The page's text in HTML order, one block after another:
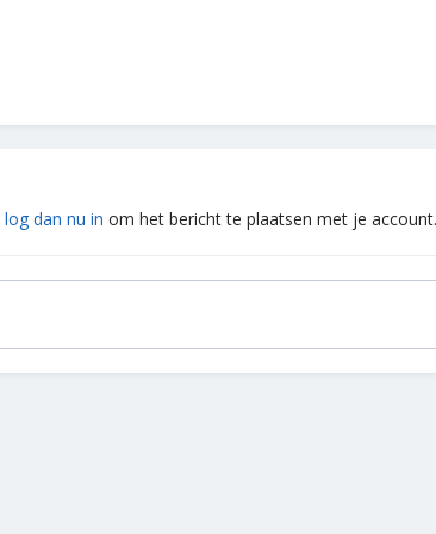
log dan nu in om het bericht te plaatsen met je account.